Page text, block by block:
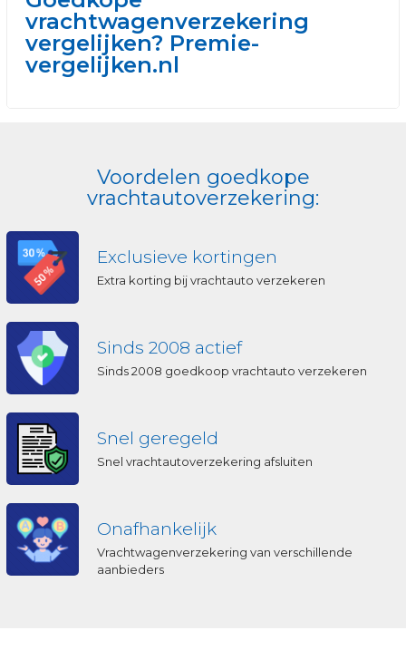
vrachtwagenverzekering
vergelijken? Premie-
vergelijken.nl
Voordelen goedkope
vrachtautoverzekering:
Exclusieve kortingen
Extra korting bij vrachtauto verzekeren
Sinds 2008 actief
Sinds 2008 goedkoop vrachtauto verzekeren
Snel geregeld
Snel vrachtautoverzekering afsluiten
Onafhankelijk
Vrachtwagenverzekering van verschillende
aanbieders